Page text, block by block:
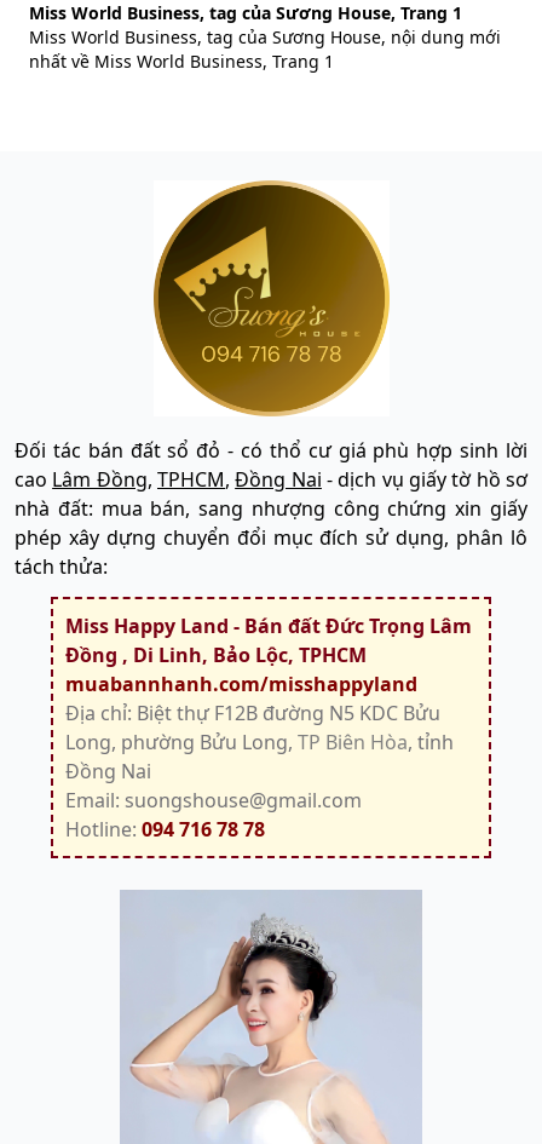
Miss World Business, tag của Sương House, Trang 1
Miss World Business, tag của Sương House, nội dung mới
nhất về Miss World Business, Trang 1
Đối tác bán đất sổ đỏ - có thổ cư giá phù hợp sinh lời
cao Lâm Đồng,TPHCM,Đồng Nai - dịch vụ giấy tờ hồ sơ
nhà đất: mua bán, sang nhượng công chứng xin giấy
phép xây dựng chuyển đổi mục đích sử dụng, phân lô
tách thửa:
Miss Happy Land - Bán đất Đức Trọng Lâm
Đồng , Di Linh, Bảo Lộc, TPHCM
muabannhanh.com/misshappyland
Địa chỉ: Biệt thự F12B đường N5 KDC Bửu
Long, phường Bửu Long, TP Biên Hòa, tỉnh
Đồng Nai
Email: suongshouse@gmail.com
Hotline: 094 716 78 78